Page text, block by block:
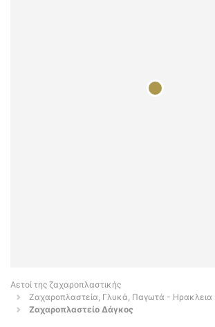
Αετοί της ζαχαροπλαστικής
Ζαχαροπλαστεία, Γλυκά, Παγωτά - Ηρακλεια
Ζαχαροπλαστείο Δάγκος